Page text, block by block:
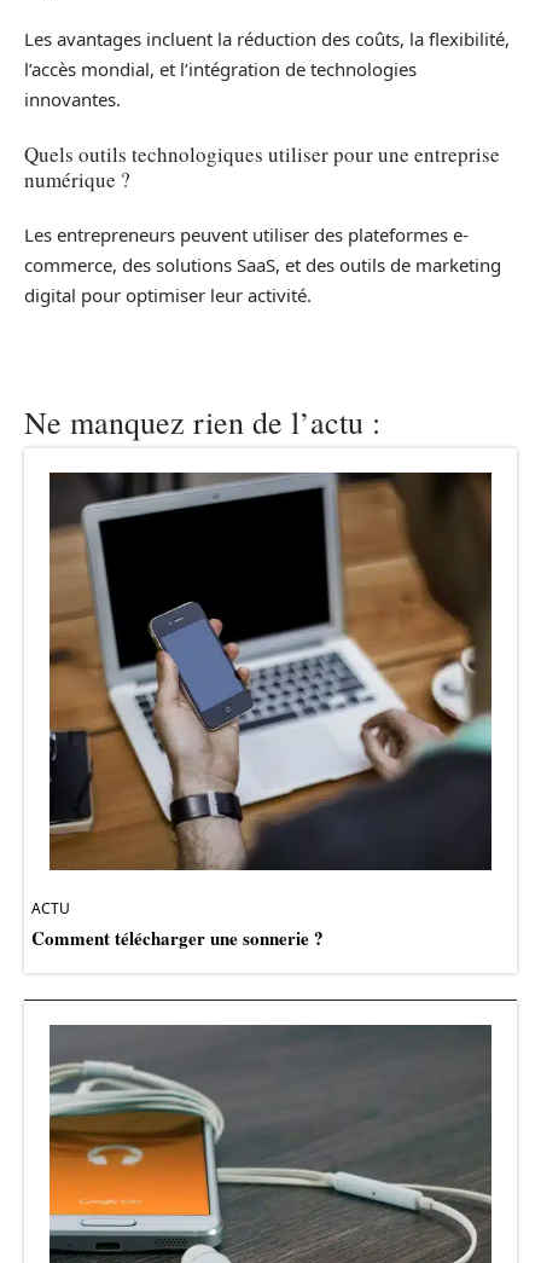
Les avantages incluent la réduction des coûts, la flexibilité,
l’accès mondial, et l’intégration de technologies
innovantes.
Quels outils technologiques utiliser pour une entreprise
numérique ?
Les entrepreneurs peuvent utiliser des plateformes e-
commerce, des solutions SaaS, et des outils de marketing
digital pour optimiser leur activité.
Ne manquez rien de l’actu :
ACTU
Comment télécharger une sonnerie ?